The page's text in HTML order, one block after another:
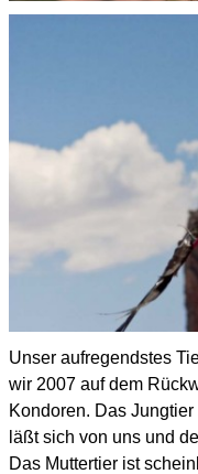
Unser aufregendstes
wir 2007 auf dem
Kondoren. Das
läßt sich von uns und
Das Muttertier ist